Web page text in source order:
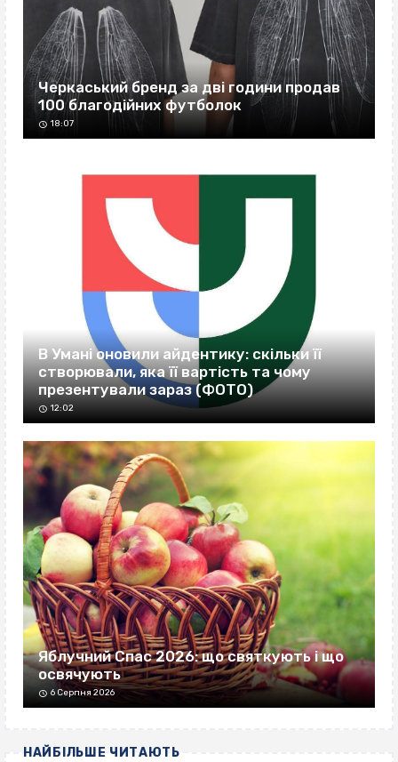
Черкаський бренд за дві години продав
100 благодійних футболок
18:07
В Умані оновили айдентику: скільки її
створювали, яка її вартість та чому
презентували зараз (ФОТО)
12:02
Яблучний Спас 2026: що святкують і що
освячують
6 Серпня 2026
НАЙБІЛЬШЕ ЧИТАЮТЬ